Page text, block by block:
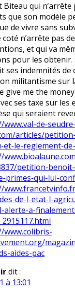
Biteau qui
que son modèle
de vivre sans
coté n’arrête pas
et qui va
pour les obtenir.
ses indemnités de
militantisme sur
give me the
ses taxe sur les
qui seraient
www.val-de-
articles/
et-le-reglement-
petition-
primes-qui-lui-
de-l-etat-l-
alerte-a-
www.colibris-
aides-pac
dit :
à 13:01